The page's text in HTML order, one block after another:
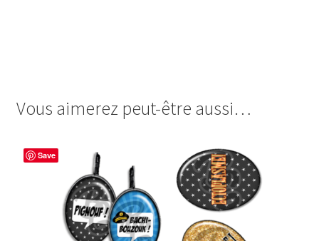
Vous aimerez peut-être aussi…
Save